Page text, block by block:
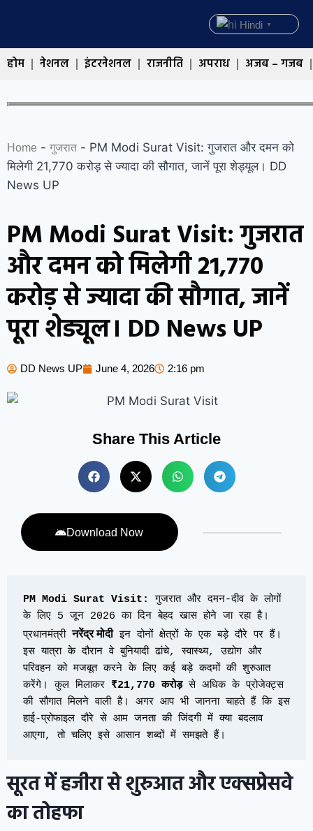
Hindi ▼
होम नेशनल इंटरनेशनल राजनीति अपराध अजब – गजब
Home - गुजरात - PM Modi Surat Visit: गुजरात और दमन को
मिलेगी 21,770 करोड़ से ज्यादा की सौगात, जानें पूरा शेड्यूल। DD
News UP
PM Modi Surat Visit: गुजरात
और दमन को मिलेगी 21,770
करोड़ से ज्यादा की सौगात, जानें
पूरा शेड्यूल। DD News UP
DD News UP June 4, 2026 2:16 pm
Share This Article
Download Now
PM Modi Surat Visit:
गुजरात और दमन-दीव के लोगों
के लिए 5 जून 2026 का दिन बेहद खास होने जा रहा है।
प्रधानमंत्री नरेंद्र मोदी इन दोनों क्षेत्रों के एक बड़े दौरे पर हैं।
इस यात्रा के दौरान वे बुनियादी ढांचे, स्वास्थ्य, उद्योग और
परिवहन को मजबूत करने के लिए कई बड़े कदमों की शुरुआत
करेंगे। कुल मिलाकर ₹21,770 करोड़ से अधिक के प्रोजेक्ट्स
की सौगात मिलने वाली है। अगर आप भी जानना चाहते हैं कि इस
हाई-प्रोफाइल दौरे से आम जनता की जिंदगी में क्या बदलाव
आएगा, तो चलिए इसे आसान शब्दों में समझते हैं।
सूरत में हजीरा से शुरुआत और एक्सप्रेसवे
का तोहफा